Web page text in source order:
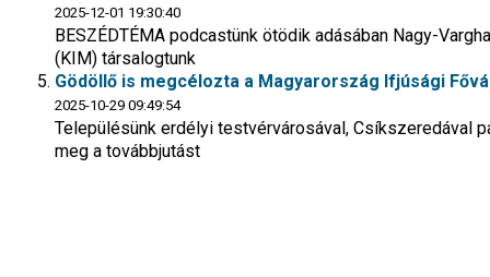
2025-12-01 19:30:40
BESZÉDTÉMA podcastünk ötödik adásában Nagy-
(KIM) társalogtunk
Gödöllő is megcélozta a Magyarország Ifjúsági
2025-10-29 09:49:54
Településünk erdélyi testvérvárosával, Csíkszeredával
meg a továbbjutást